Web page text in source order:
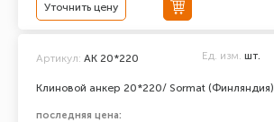
Уточнить цену
Клиновой анкер 20*220/ Sormat (Финляндия)
Артикул: AK 20*220 Ед. изм. шт.
последняя цена: